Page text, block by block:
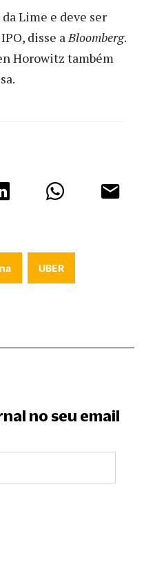
Lime e deve ser
disse aBloomberg.
Horowitz também
UBER
no seu email